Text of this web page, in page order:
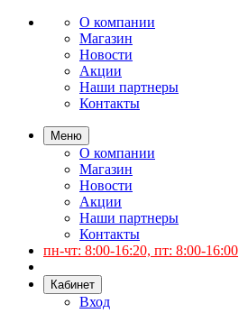
О компании
Магазин
Новости
Акции
Наши партнеры
Контакты
Меню
О компании
Магазин
Новости
Акции
Наши партнеры
Контакты
пн-чт: 8:00-16:20, пт: 8:00-16:00
Кабинет
Вход